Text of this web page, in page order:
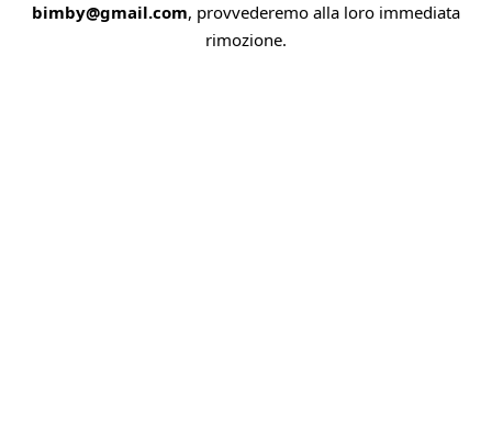
bimby@gmail.com, provvederemo alla loro immediata
rimozione.